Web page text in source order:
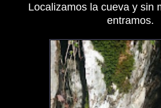
Localizamos la cueva y sin
entramos.